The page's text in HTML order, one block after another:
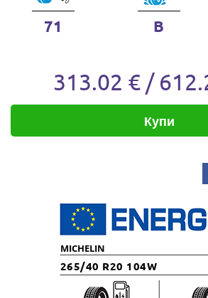
71 B
313.02 € /
Купи
MICHELIN
265/40 R20 104W